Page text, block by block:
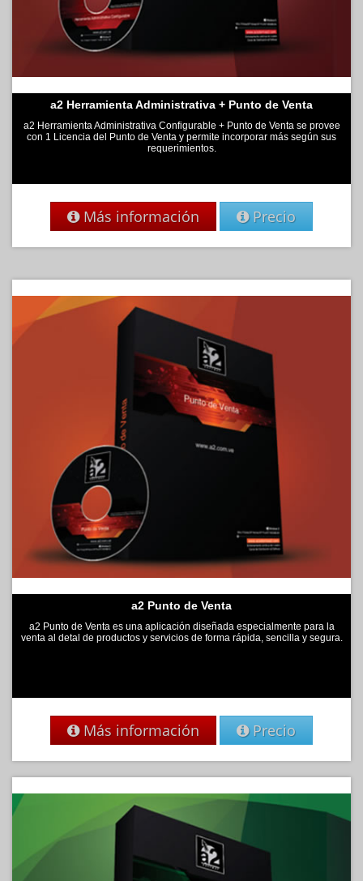
a2 Herramienta Administrativa + Punto de Venta
a2 Herramienta Administrativa Configurable + Punto de Venta se provee
con 1 Licencia del Punto de Venta y permite incorporar más según sus
requerimientos.
Más información Precio
a2 Punto de Venta
a2 Punto de Venta es una aplicación diseñada especialmente para la
venta al detal de productos y servicios de forma rápida, sencilla y segura.
Más información Precio